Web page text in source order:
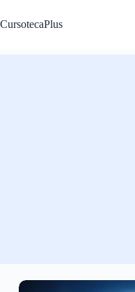
al
contenido
CursotecaPlus